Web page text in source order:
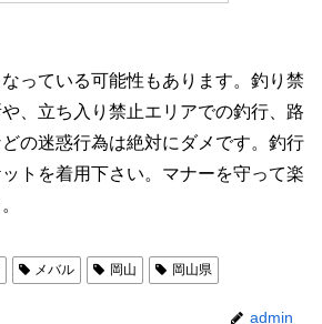
っている可能性もあります。釣り禁
、立ち入り禁止エリアでの釣行、路
の迷惑行為は絶対にダメです。釣行
トを着用下さい。マナーを守って楽
メバル 岡山 岡山県
admin